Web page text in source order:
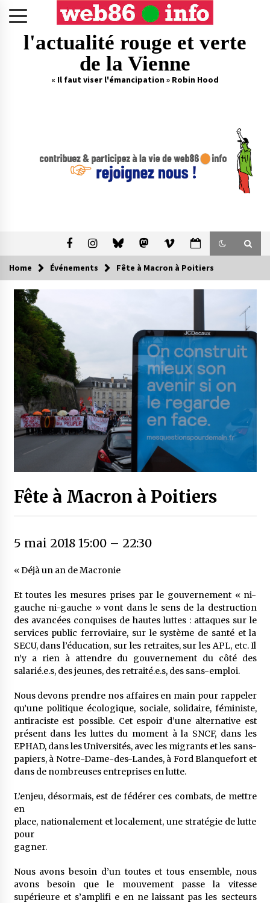
l'actualité rouge et verte
de la Vienne
« Il faut viser l'émancipation » Robin Hood
Home Événements Fête à Macron à Poitiers
Fête à Macron à Poitiers
5 mai 2018 15:00– 22:30
« Déjà un an de Macronie
Et toutes les mesures prises par le gouvernement « ni-
gauche ni-gauche » vont dans le sens de la destruction
des avancées conquises de hautes luttes : attaques sur le
services public ferroviaire, sur le système de santé et la
SECU, dans l’éducation, sur les retraites, sur les APL, etc. Il
n’y a rien à attendre du gouvernement du côté des
salarié.e.s, des jeunes, des retraité.e.s, des sans-emploi.
Nous devons prendre nos affaires en main pour rappeler
qu’une politique écologique, sociale, solidaire, féministe,
antiraciste est possible. Cet espoir d’une alternative est
présent dans les luttes du moment à la SNCF, dans les
EPHAD, dans les Universités, avec les migrants et les sans-
papiers, à Notre-Dame-des-Landes, à Ford Blanquefort et
dans de nombreuses entreprises en lutte.
L’enjeu, désormais, est de fédérer ces combats, de mettre
en
place, nationalement et localement, une stratégie de lutte
pour
gagner.
Nous avons besoin d’un toutes et tous ensemble, nous
avons besoin que le mouvement passe la vitesse
supérieure et s’amplifi e en ne laissant pas les secteurs